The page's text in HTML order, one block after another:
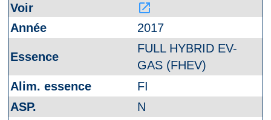
launch
2017
FULL HYBRID EV-
GAS (FHEV)
FI
N